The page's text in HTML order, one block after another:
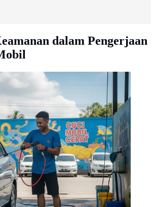
dalam Pengerjaan
AI)